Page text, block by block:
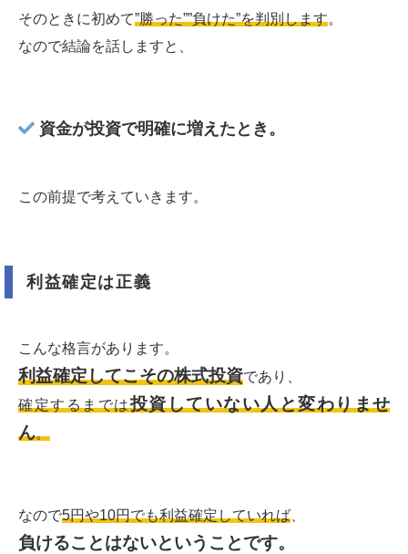
そのときに初めて”勝った””負けた”を判別します。
なので結論を話しますと、
資金が投資で明確に増えたとき。
この前提で考えていきます。
利益確定は正義
こんな格言があります。
利益確定してこその株式投資であり、
確定するまでは投資していない人と変わりませ
ん。
なので5円や10円でも利益確定していれば
負けることはないということです。